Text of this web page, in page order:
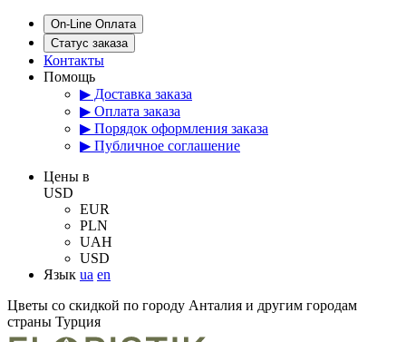
On-Line Оплата
Статус заказа
Контакты
Помощь
▶ Доставка заказа
▶ Оплата заказа
▶ Порядок оформления заказа
▶ Публичное соглашение
Цены в
USD
EUR
PLN
UAH
USD
Язык ua en
Цветы со скидкой по городу Анталия и другим городам
страны Турция